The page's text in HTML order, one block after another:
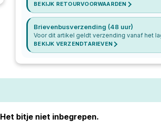
BEKIJK RETOURVOORWAARDEN
Brievenbusverzending (48 uur)
Voor dit artikel geldt verzending vanaf het
BEKIJK VERZENDTARIEVEN
bitje niet inbegrepen.